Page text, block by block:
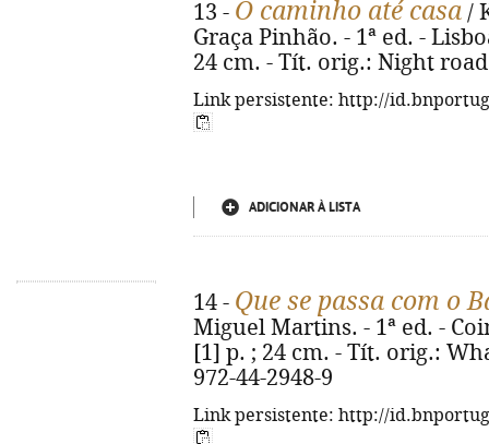
13 - O caminho até casa /
Graça Pinhão. - 1ª ed. -
24 cm. - Tít. orig.: Night
Link persistente: http://
ADICIONAR À LISTA
14 - Que se passa com o
Miguel Martins. - 1ª ed. -
[1] p. ; 24 cm. - Tít. orig.:
972-44-2948-9
Link persistente: http://